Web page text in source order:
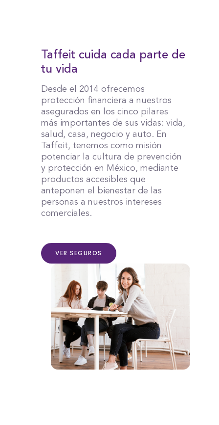
Taffeit cuida cada parte de
tu vida
Desde el 2014 ofrecemos
protección financiera a nuestros
asegurados en los cinco pilares
más importantes de sus vidas: vida,
salud, casa, negocio y auto. En
Taffeit, tenemos como misión
potenciar la cultura de prevención
y protección en México, mediante
productos accesibles que
anteponen el bienestar de las
personas a nuestros intereses
comerciales.
VER SEGUROS